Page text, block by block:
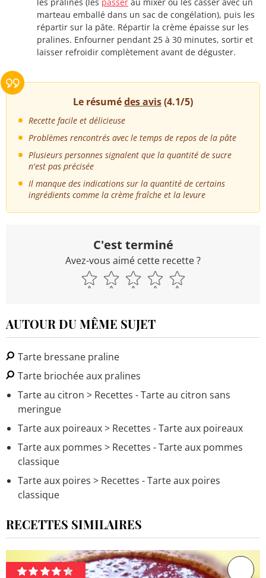
marteau emballé dans un sac de congélation), puis les
répartir sur la pâte. Répartir la crème épaisse sur les
pralines. Enfourner pendant 25 à 30 minutes, sortir et
laisser refroidir complètement avant de déguster.
Le résumédes avis(4.1/5)
Recette facile et délicieuse
Problèmes rencontrés avec le temps de repos de la pâte
Plusieurs personnes signalent que la quantité de sucre
n'est pas précisée
Il manque des indications sur la quantité de certains
ingrédients comme la crème fraîche et la levure
C'est terminé
Avez-vous aimé cette recette ?
AUTOUR DU MÊME SUJET
Tarte bressane praline
Tarte briochée aux pralines
Tarte au citron > Recettes - Tarte au citron sans
meringue
Tarte aux poireaux> Recettes - Tarte aux poireaux
Tarte aux pommes > Recettes - Tarte aux pommes
classique
Tarte aux poires > Recettes - Tarte aux poires
classique
RECETTES SIMILAIRES